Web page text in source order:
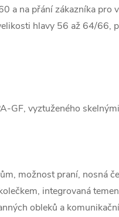
a na přání zákazníka pro
hlavy 56 až 64/66,
GF, vyztuženého
možnost praní, nosná
integrovaná
obleků a